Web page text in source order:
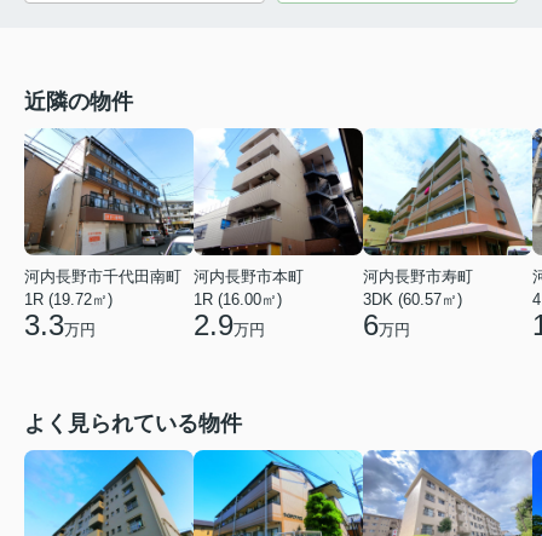
近隣の物件
河内長野市千代田南町
1R (19.72㎡)
3.3万円
河内長野市本町
1R (16.00㎡)
2.9万円
河内長野市寿町
3DK (60.57㎡)
6万円
よく見られている物件